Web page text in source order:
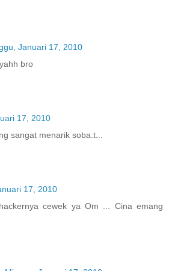
Januari 17, 2010
bro
17, 2010
sangat menarik soba.t...
17, 2010
cewek ya Om ... Cina emang